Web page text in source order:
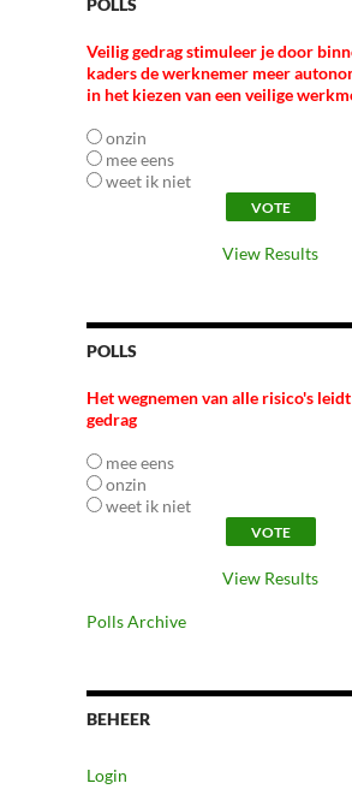
POLLS
Veilig gedrag stimuleer je door
kaders de werknemer meer
in het kiezen van een veilige
onzin
mee eens
weet ik niet
View Results
POLLS
Het wegnemen van alle risico's
gedrag
mee eens
onzin
weet ik niet
View Results
Polls Archive
BEHEER
Login